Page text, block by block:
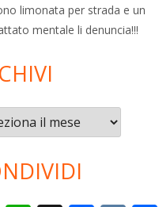
limonata per strada e un
mentale li denuncia!!!